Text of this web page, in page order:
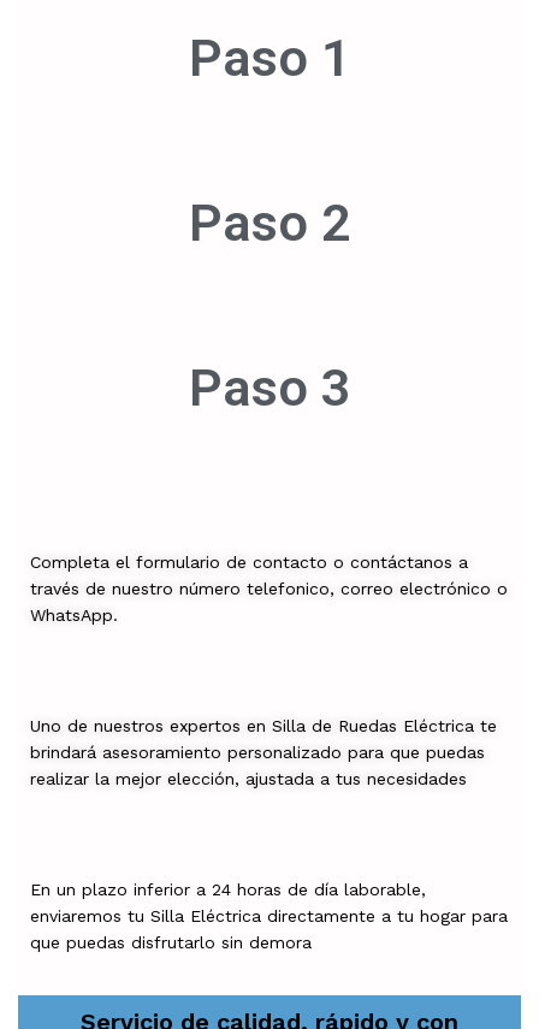
Paso 1
Paso 2
Paso 3
Completa el formulario de contacto o contáctanos a
través de nuestro número telefonico, correo electrónico o
WhatsApp.
Uno de nuestros expertos en Silla de Ruedas Eléctrica te
brindará asesoramiento personalizado para que puedas
realizar la mejor elección, ajustada a tus necesidades
En un plazo inferior a 24 horas de día laborable,
enviaremos tu Silla Eléctrica directamente a tu hogar para
que puedas disfrutarlo sin demora
Servicio de calidad, rápido y con